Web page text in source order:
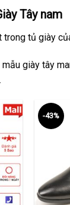
Tây nam
tủ giày
giày tây
-43%